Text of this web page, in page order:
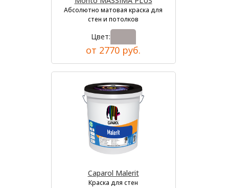
Абсолютно матовая краска для
стен и потолков
Цвет:
от 2770 руб.
Caparol Malerit
Краска для стен